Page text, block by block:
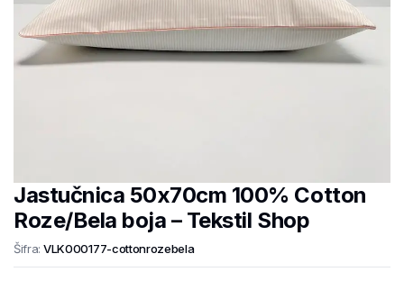
Jastučnica 50x70cm 100% Cotton
Roze/Bela boja – Tekstil Shop
Šifra: VLK000177-cottonrozebela